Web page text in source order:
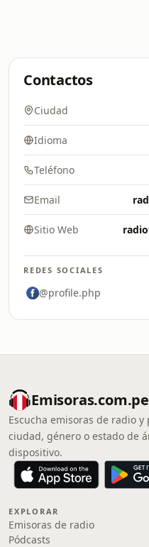
Contactos
Ciudad
Idioma
Teléfono
Email
Sitio Web
REDES SOCIALES
@profile.php
Emisoras.com.pe
Escucha emisoras de radio
ciudad, género o estado de
dispositivo.
EXPLORAR
Emisoras de radio
Pódcasts